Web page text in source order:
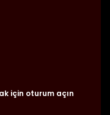
için oturum açın